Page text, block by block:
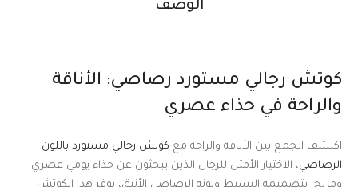
الوصف
كوتش رجالي مستورد رصاصي: الأناقة
والراحة في حذاء عصري
اكتشف الجمع بين الأناقة والراحة مع كوتش رجالي مستورد باللون
الرصاصي، الاختيار الأمثل للرجال الذين يبحثون عن حذاء يومي عصري